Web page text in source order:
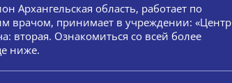
Архангельская область, работает по
врачом, принимает в учреждении: «Центр
вторая. Ознакомиться со всей более
ниже.